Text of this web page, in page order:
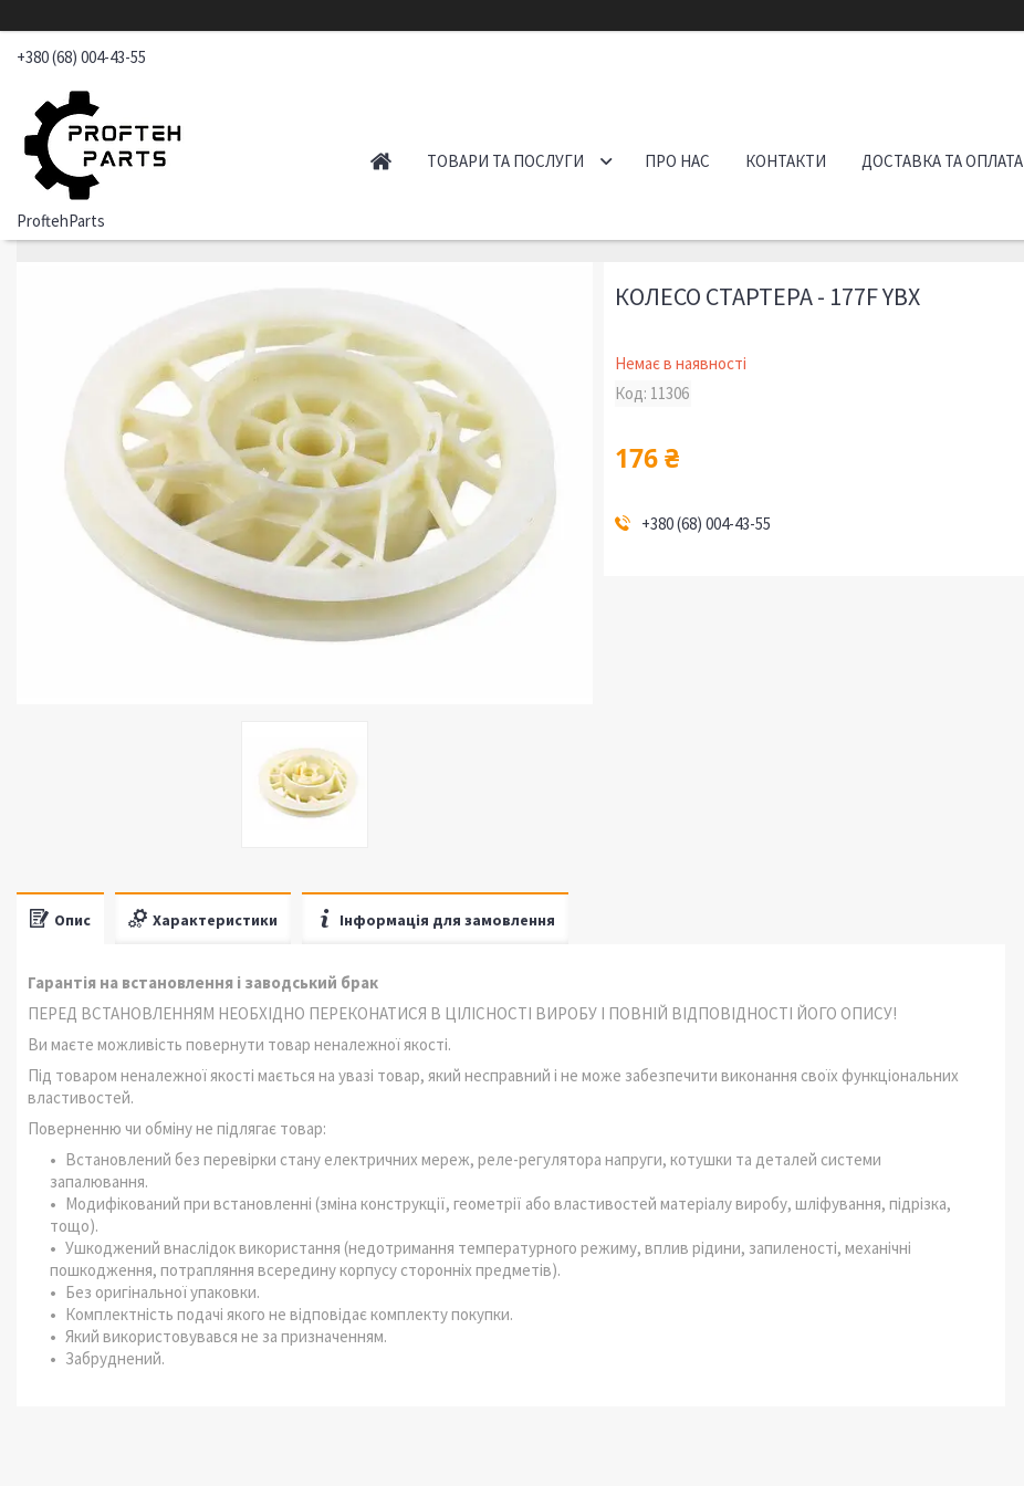
+380 (68) 004-43-55
ProftehParts
ТОВАРИ ТА ПОСЛУГИ ПРО НАС КОНТАКТИ ДОСТАВКА ТА ОПЛАТА
КОЛЕСО СТАРТЕРА - 177F YBX
Немає в наявності
Код: 11306
176 ₴
+380 (68) 004-43-55
Опис Характеристики Інформація для замовлення
Гарантія на встановлення і заводський брак
ПЕРЕД ВСТАНОВЛЕННЯМ НЕОБХІДНО ПЕРЕКОНАТИСЯ В ЦІЛІСНОСТІ ВИРОБУ І ПОВНІЙ ВІДПОВІДНОСТІ ЙОГО ОПИСУ!
Ви маєте можливість повернути товар неналежної якості.
Під товаром неналежної якості мається на увазі товар, який несправний і не може забезпечити виконання своїх функціональних
властивостей.
Поверненню чи обміну не підлягає товар:
Встановлений без перевірки стану електричних мереж, реле-регулято­ра напруги, котушки та деталей системи
запалювання.
Модифікований при встановленні (зміна конструкції, геометрії або властивостей матеріалу виробу, шліфування, підрізка,
тощо).
Ушкоджений внаслідок використання (недотримання температурного режиму, вплив рідини, запиленості, механічні
пошкодження, потрапляння всередину корпусу сторонніх предметів).
Без оригінальної упаковки.
Комплектність подачі якого не відповідає комплекту покупки.
Який використовувався не за призначенням.
Забруднений.